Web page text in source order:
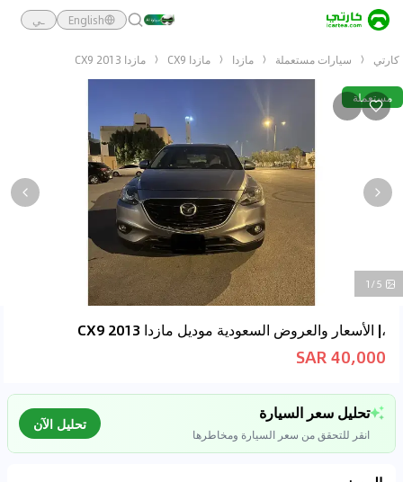
English ـي
كارتي سيارات مستعملة مازدا مازدا CX9 مازدا CX9 2013
مستعملة
1/5
،| الأسعار والعروض السعودية موديل مازدا CX9 2013
40,000 SAR
تحليل سعر السيارة
انقر للتحقق من سعر السيارة ومخاطرها
تحليل الآن